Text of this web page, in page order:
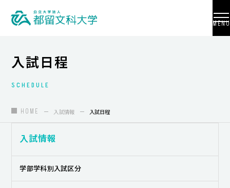
MENU
大学紹介
入試情報
学部・学科・大学院
地域連携
入試日程
SCHEDULE
HOME 入試情報 入試日程
入試情報
学部学科別入試区分